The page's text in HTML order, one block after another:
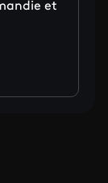
et
de Caroline' sur
cuisine de Caroline'
la cuisine de